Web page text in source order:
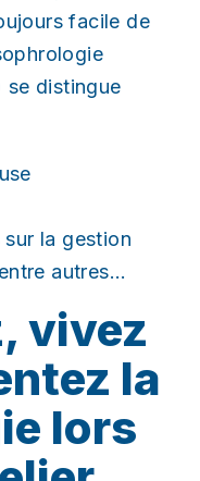
facile de
se distingue
la gestion
autres…
vivez
la
lors